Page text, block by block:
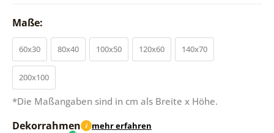
Maße:
60x30 80x40 100x50 120x60 140x70
200x100
*Die Maßangaben sind in cm als Breite x Höhe.
Dekorrahmen i mehr erfahren